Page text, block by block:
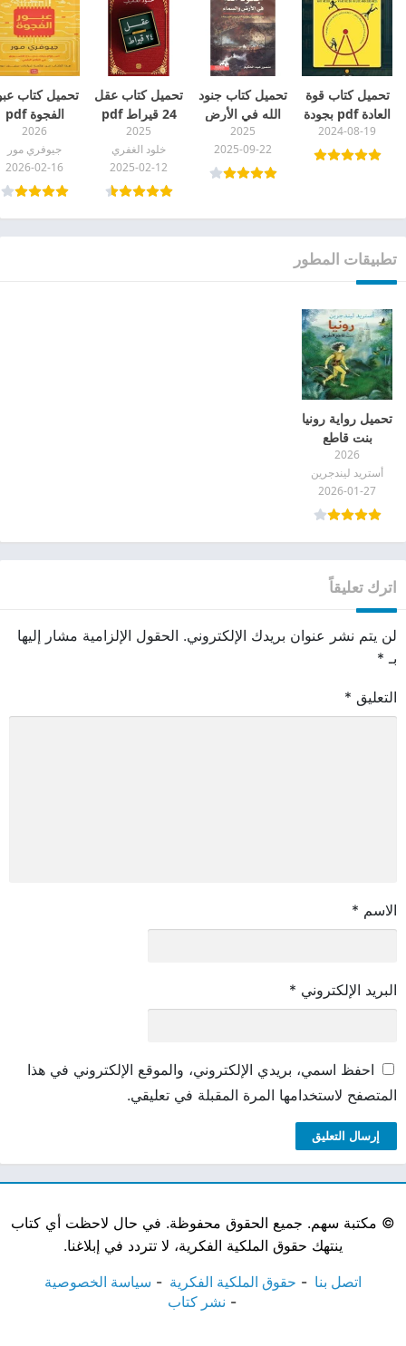
تحميل كتاب قوة
العادة pdf بجودة
عالية ومجاني
2024-08-19
تحميل كتاب جنود
الله في الأرض
والسماء pdf
2025
2025-09-22
تحميل كتاب عقل
24 قيراط pdf
2025
خلود الغفري
2025-02-12
تحميل كتاب
الفجوة pdf
2026
جيوفري مور
2026-02-16
تطبيقات المطور
تحميل رواية رونيا
بنت قاطع
الطريق pdf
2026
أستريد ليندجرين
2026-01-27
اترك تعليقاً
لن يتم نشر عنوان بريدك الإلكتروني. الحقول الإلزامية مشار إليها
بـ *
التعليق *
الاسم *
البريد الإلكتروني *
احفظ اسمي، بريدي الإلكتروني، والموقع الإلكتروني في هذا
المتصفح لاستخدامها المرة المقبلة في تعليقي.
© مكتبة سهم. جميع الحقوق محفوظة. في حال لاحظت أي كتاب
ينتهك حقوق الملكية الفكرية، لا تتردد في إبلاغنا.
اتصل بنا حقوق الملكية الفكرية
سياسة الخصوصية
نشر كتاب